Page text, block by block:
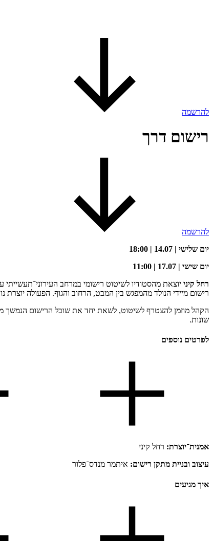
להרשמה
רישום דרך
להרשמה
יום שלישי | 14.07 | 18:00
יום שישי | 17.07 | 11:00
רחל קיני יוצאת מהסטודיו לשיטוט רישומי במרחב
רישום מיידי הנולד מהמפגש בין המבט, הרחוב והגוף. הפעולה
הקהל מוזמן להצטרף לשיטוט, לשאת יחד את שובל הרישום הנמשך
שונות.
לפרטים נוספים
אמנית־יוצרת: רחל קיני
עיצוב ובניית מתקן רישום: איתמר מנדס־פלור
איך מגיעים